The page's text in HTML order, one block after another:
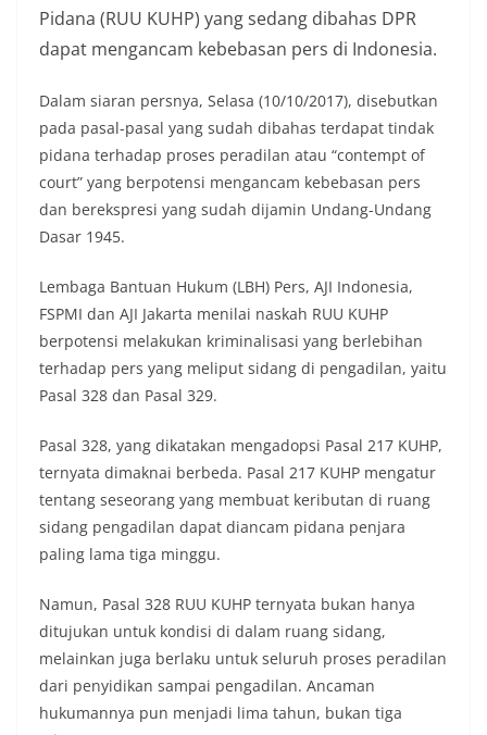
Pidana (RUU KUHP) yang sedang dibahas DPR
dapat mengancam kebebasan pers di Indonesia.
Dalam siaran persnya, Selasa (10/10/2017), disebutkan
pada pasal-pasal yang sudah dibahas terdapat tindak
pidana terhadap proses peradilan atau “contempt of
court” yang berpotensi mengancam kebebasan pers
dan berekspresi yang sudah dijamin Undang-Undang
Dasar 1945.
Lembaga Bantuan Hukum (LBH) Pers, AJI Indonesia,
FSPMI dan AJI Jakarta menilai naskah RUU KUHP
berpotensi melakukan kriminalisasi yang berlebihan
terhadap pers yang meliput sidang di pengadilan, yaitu
Pasal 328 dan Pasal 329.
Pasal 328, yang dikatakan mengadopsi Pasal 217 KUHP,
ternyata dimaknai berbeda. Pasal 217 KUHP mengatur
tentang seseorang yang membuat keributan di ruang
sidang pengadilan dapat diancam pidana penjara
paling lama tiga minggu.
Namun, Pasal 328 RUU KUHP ternyata bukan hanya
ditujukan untuk kondisi di dalam ruang sidang,
melainkan juga berlaku untuk seluruh proses peradilan
dari penyidikan sampai pengadilan. Ancaman
hukumannya pun menjadi lima tahun, bukan tiga